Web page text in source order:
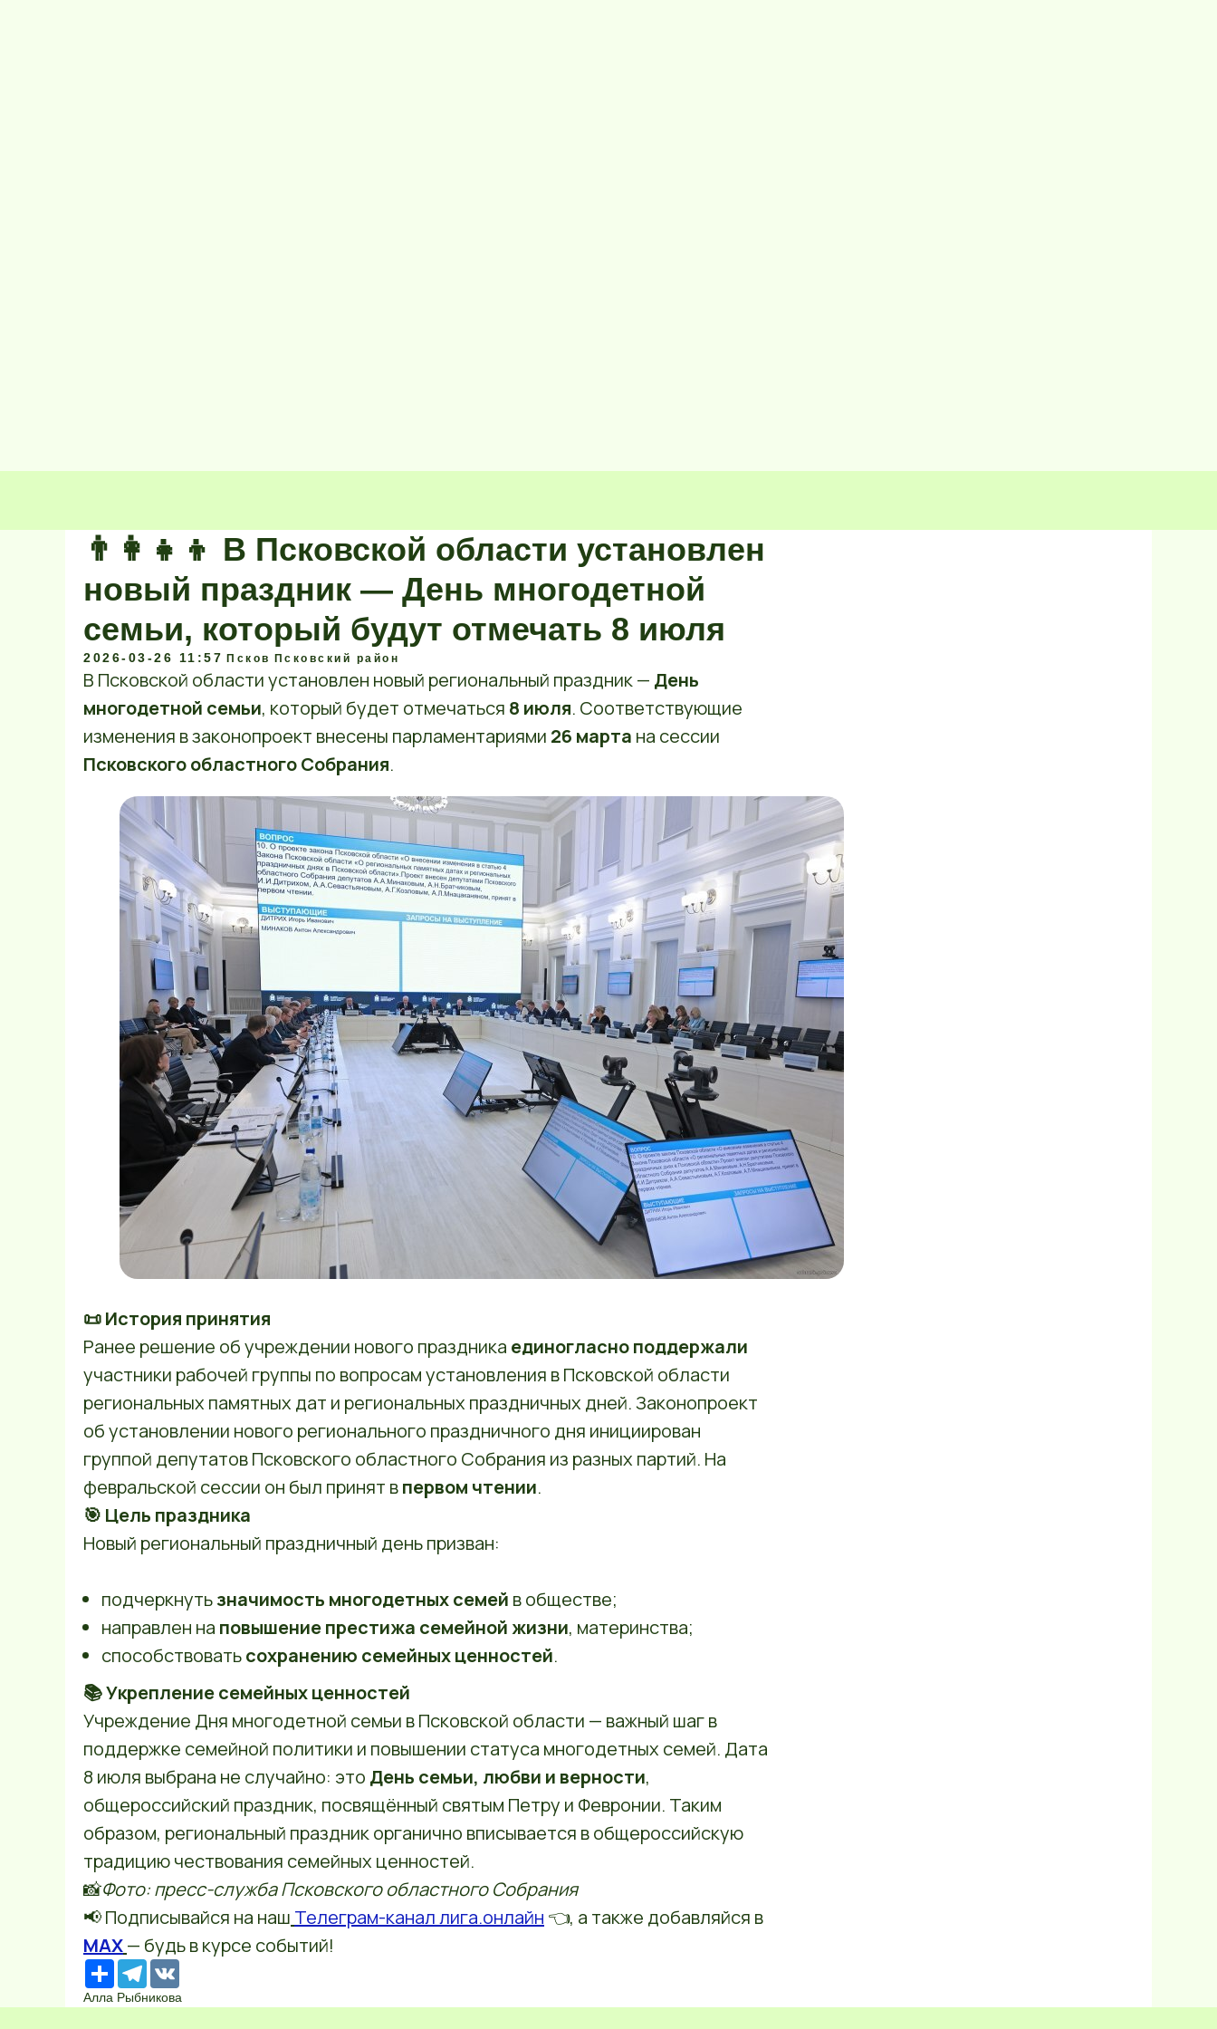
👨‍👩‍👧‍👦 В Псковской области установлен
новый праздник — День многодетной
семьи, который будут отмечать 8 июля
2026-03-26 11:57 Псков Псковский район
В Псковской области установлен новый региональный праздник — День
многодетной семьи, который будет отмечаться 8 июля. Соответствующие
изменения в законопроект внесены парламентариями 26 марта на сессии
Псковского областного Собрания.
📜 История принятия
Ранее решение об учреждении нового праздника единогласно поддержали
участники рабочей группы по вопросам установления в Псковской области
региональных памятных дат и региональных праздничных дней. Законопроект
об установлении нового регионального праздничного дня инициирован
группой депутатов Псковского областного Собрания из разных партий. На
февральской сессии он был принят впервом чтении.
🎯 Цель праздника
Новый региональный праздничный день призван:
подчеркнутьзначимость многодетных семей в обществе;
направлен на повышение престижа семейной жизни, материнства;
способствоватьсохранению семейных ценностей.
📚 Укрепление семейных ценностей
Учреждение Дня многодетной семьи в Псковской области — важный шаг в
поддержке семейной политики и повышении статуса многодетных семей. Дата
8 июля выбрана не случайно: это День семьи, любви и верности,
общероссийский праздник, посвящённый святым Петру и Февронии. Таким
образом, региональный праздник органично вписывается в общероссийскую
традицию чествования семейных ценностей.
📸Фото: пресс-служба Псковского областного Собрания
📢 Подписывайся на наш Телеграм-канал лига.онлайн 👈, а также добавляйся в
MAX— будь в курсе событий!
РесурсTelegram
Алла Рыбникова